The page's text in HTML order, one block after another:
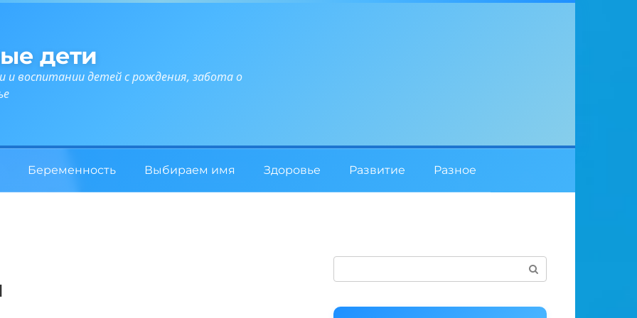
дети
и воспитании детей с рождения, забота о
Беременность Выбираем имя Здоровье Развитие Разное